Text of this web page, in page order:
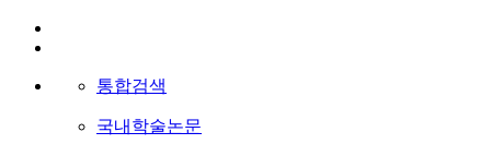
통합검색
국내학술논문